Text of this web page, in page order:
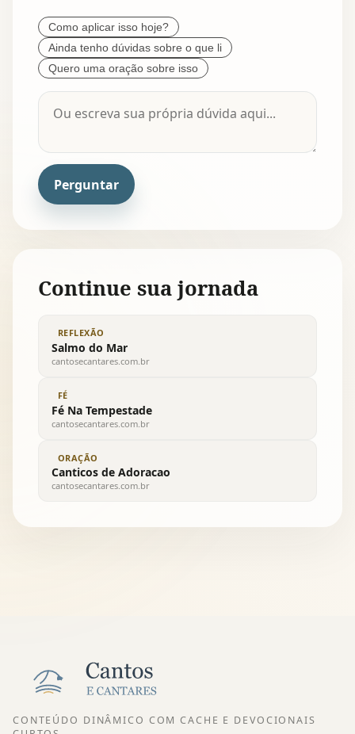
Como aplicar isso hoje?
Ainda tenho dúvidas sobre o que li
Quero uma oração sobre isso
Perguntar
Continue sua jornada
REFLEXÃO
Salmo do Mar
cantosecantares.com.br
FÉ
Fé Na Tempestade
cantosecantares.com.br
ORAÇÃO
Canticos de Adoracao
cantosecantares.com.br
CONTEÚDO DINÂMICO COM CACHE E DEVOCIONAIS